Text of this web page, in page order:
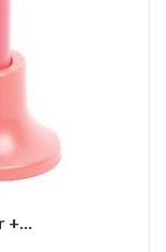
+...